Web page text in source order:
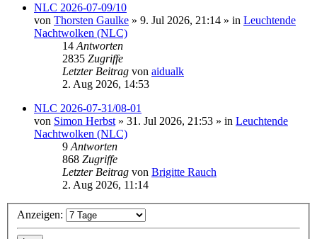
NLC 2026-07-09/10
von Thorsten Gaulke » 9. Jul 2026, 21:14 » in Leuchtende
Nachtwolken (NLC)
14 Antworten
2835 Zugriffe
Letzter Beitrag von aidualk
2. Aug 2026, 14:53
NLC 2026-07-31/08-01
von Simon Herbst » 31. Jul 2026, 21:53 » in Leuchtende
Nachtwolken (NLC)
9 Antworten
868 Zugriffe
Letzter Beitrag von Brigitte Rauch
2. Aug 2026, 11:14
Anzeigen: